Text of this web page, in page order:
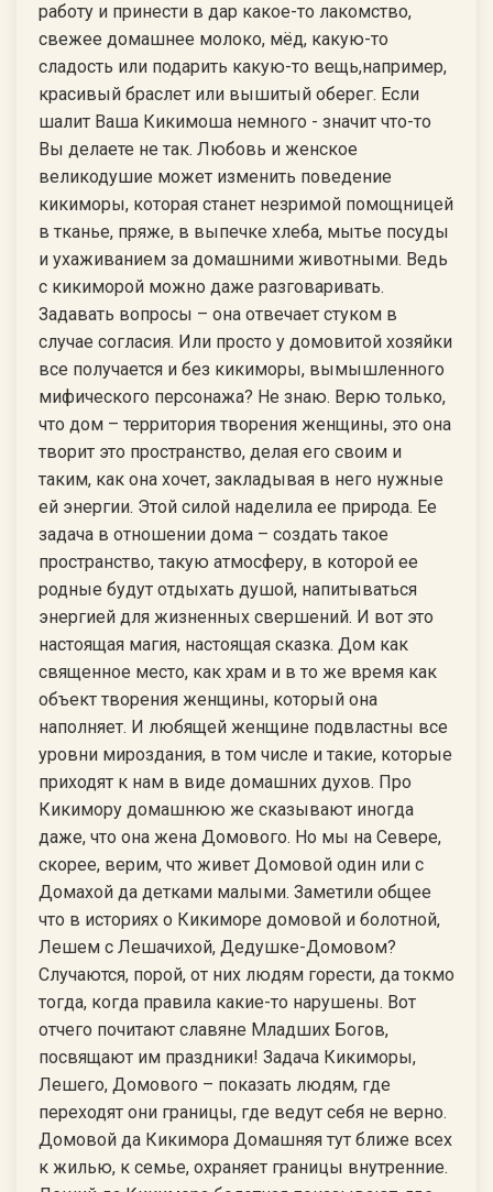
работу и принести в дар какое-то лакомство,
свежее домашнее молоко, мёд, какую-то
сладость или подарить какую-то вещь,например,
красивый браслет или вышитый оберег. Если
шалит Ваша Кикимоша немного - значит что-то
Вы делаете не так. Любовь и женское
великодушие может изменить поведение
кикиморы, которая станет незримой помощницей
в тканье, пряже, в выпечке хлеба, мытье посуды
и ухаживанием за домашними животными. Ведь
с кикиморой можно даже разговаривать.
Задавать вопросы – она отвечает стуком в
случае согласия. Или просто у домовитой хозяйки
все получается и без кикиморы, вымышленного
мифического персонажа? Не знаю. Верю только,
что дом – территория творения женщины, это она
творит это пространство, делая его своим и
таким, как она хочет, закладывая в него нужные
ей энергии. Этой силой наделила ее природа. Ее
задача в отношении дома – создать такое
пространство, такую атмосферу, в которой ее
родные будут отдыхать душой, напитываться
энергией для жизненных свершений. И вот это
настоящая магия, настоящая сказка. Дом как
священное место, как храм и в то же время как
объект творения женщины, который она
наполняет. И любящей женщине подвластны все
уровни мироздания, в том числе и такие, которые
приходят к нам в виде домашних духов. Про
Кикимору домашнюю же сказывают иногда
даже, что она жена Домового. Но мы на Севере,
скорее, верим, что живет Домовой один или с
Домахой да детками малыми. Заметили общее
что в историях о Кикиморе домовой и болотной,
Лешем с Лешачихой, Дедушке-Домовом?
Случаются, порой, от них людям горести, да токмо
тогда, когда правила какие-то нарушены. Вот
отчего почитают славяне Младших Богов,
посвящают им праздники! Задача Кикиморы,
Лешего, Домового – показать людям, где
переходят они границы, где ведут себя не верно.
Домовой да Кикимора Домашняя тут ближе всех
к жилью, к семье, охраняет границы внутренние.